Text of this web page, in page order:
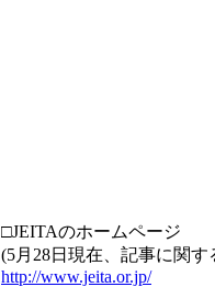
□JEITAのホームページ
(5月28日現在、記事に関
http://www.jeita.or.jp/